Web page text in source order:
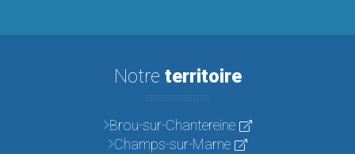
Notre territoire
Brou-sur-Chantereine
Champs-sur-Marne